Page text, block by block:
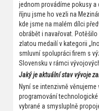
jednom provádíme pokusy a
říjnu jsme ho vezli na
kde jsme na malém dílci
obrábět i navařovat.
zlatou medailí v kategorii
smluvní spolupráci firem s
Slovensku v rámci
Jaký je aktuální stav vývoje
Nyní se intenzivně
programování
vybrané a smysluplně